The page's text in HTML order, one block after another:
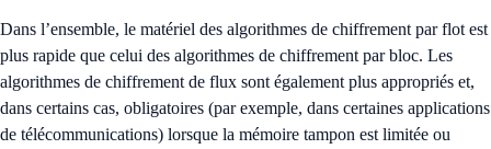
Dans l’ensemble, le matériel des algorithmes de chiffrement par flot est
plus rapide que celui des algorithmes de chiffrement par bloc. Les
algorithmes de chiffrement de flux sont également plus appropriés et,
dans certains cas, obligatoires (par exemple, dans certaines applications
de télécommunications) lorsque la mémoire tampon est limitée ou